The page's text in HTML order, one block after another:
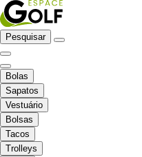
Pesquisar
Bolas
Sapatos
Vestuário
Bolsas
Tacos
Trolleys